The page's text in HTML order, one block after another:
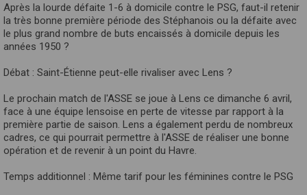
Après la lourde défaite 1-6 à domicile contre le PSG, faut-il retenir
la très bonne première période des Stéphanois ou la défaite avec
le plus grand nombre de buts encaissés à domicile depuis les
années 1950 ?
Débat : Saint-Étienne peut-elle rivaliser avec Lens ?
Le prochain match de l'ASSE se joue à Lens ce dimanche 6 avril,
face à une équipe lensoise en perte de vitesse par rapport à la
première partie de saison. Lens a également perdu de nombreux
cadres, ce qui pourrait permettre à l'ASSE de réaliser une bonne
opération et de revenir à un point du Havre.
Temps additionnel : Même tarif pour les féminines contre le PSG